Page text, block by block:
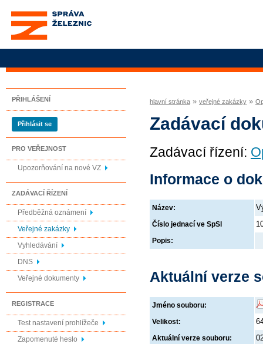
Správa železnic, státní
organizace
PŘIHLÁŠENÍ
Přihlásit se
PRO VEŘEJNOST
Upozorňování na nové VZ
ZADÁVACÍ ŘÍZENÍ
Předběžná oznámení
Veřejné zakázky
Vyhledávání
DNS
Veřejné dokumenty
REGISTRACE
Test nastavení prohlížeče
Zapomenuté heslo
hlavní stránka » veřejné zakázky »
Zadávací
Zadávací řízení:
Informace o
Název:
Číslo jednací ve SpSl
Popis:
Aktuální verze
Jméno souboru:
Velikost:
Aktuální verze souboru: